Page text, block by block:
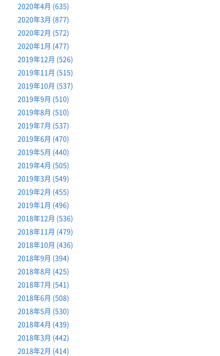
2020年4月 (635)
2020年3月 (877)
2020年2月 (572)
2020年1月 (477)
2019年12月 (526)
2019年11月 (515)
2019年10月 (537)
2019年9月 (510)
2019年8月 (510)
2019年7月 (537)
2019年6月 (470)
2019年5月 (440)
2019年4月 (505)
2019年3月 (549)
2019年2月 (455)
2019年1月 (496)
2018年12月 (536)
2018年11月 (479)
2018年10月 (436)
2018年9月 (394)
2018年8月 (425)
2018年7月 (541)
2018年6月 (508)
2018年5月 (530)
2018年4月 (439)
2018年3月 (442)
2018年2月 (414)